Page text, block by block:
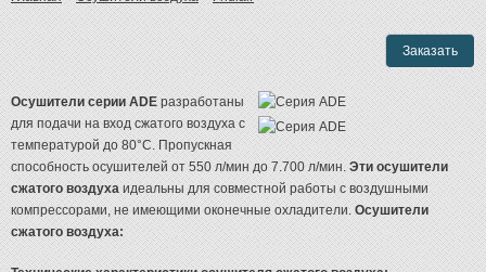
Осушители серии ADEразработаны
для подачи на вход сжатого воздуха с
температурой до 80°C. Пропускная
способность осушителей от 550 л/мин до 7.700 л/мин.Эти осушители
сжатого воздухаидеальны для совместной работы с воздушными
компрессорами, не имеющими оконечные охладители.Осушители
сжатого воздуха: